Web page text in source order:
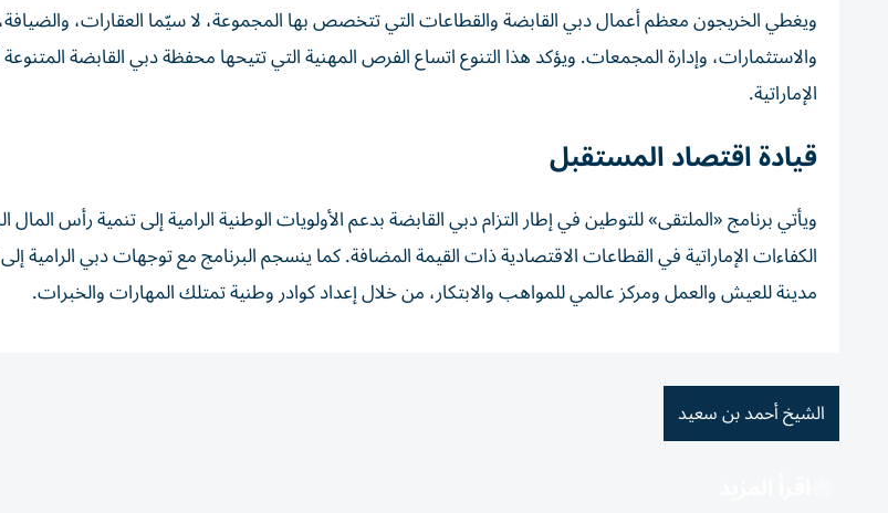
ويغطي الخريجون معظم أعمال دبي القابضة والقطاعات التي تتخصص بها المجموعة، لا سيّما العقارات، والضيافة،
والاستثمارات، وإدارة المجمعات. ويؤكد هذا التنوع اتساع الفرص المهنية التي تتيحها محفظة دبي القابضة المتنوعة
الإماراتية.
قيادة اقتصاد المستقبل
ويأتي برنامج «الملتقى» للتوطين في إطار التزام دبي القابضة بدعم الأولويات الوطنية الرامية إلى تنمية رأس
الكفاءات الإماراتية في القطاعات الاقتصادية ذات القيمة المضافة. كما ينسجم البرنامج مع توجهات دبي الرامية
مدينة للعيش والعمل ومركز عالمي للمواهب والابتكار، من خلال إعداد كوادر وطنية تمتلك المهارات والخبرات.
الشيخ أحمد بن سعيد